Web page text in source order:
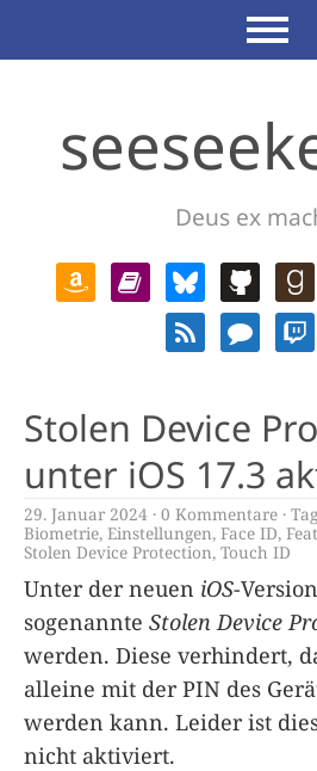
Deus ex
Stolen Device
unter iOS 17.3
29. Januar 2024 0 Kommentare
Biometrie, Einstellungen, Face ID,
Stolen Device Protection, Touch ID
Unter der neuen iOS-Version
sogenannte Stolen Device
werden. Diese verhindert,
alleine mit der PIN des
werden kann. Leider ist
nicht aktiviert.